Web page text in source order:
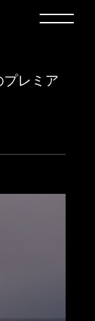
プレミア